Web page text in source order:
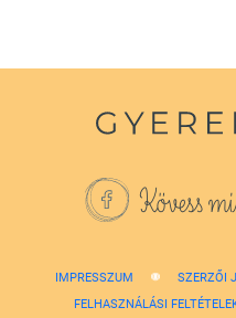
Kövess
IMPRESSZUM SZERZŐI
FELHASZNÁLÁSI